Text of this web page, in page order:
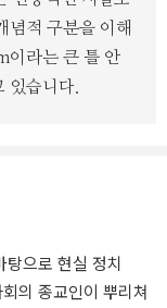
적 구분을 이해
이라는 큰 틀 안
있습니다.
으로 현실 정치
의 종교인이 뿌리쳐